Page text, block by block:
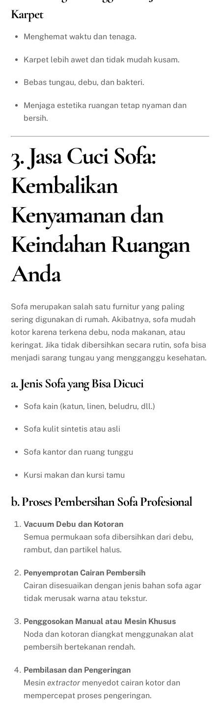
Karpet
Menghemat waktu dan tenaga.
Karpet lebih awet dan tidak mudah kusam.
Bebas tungau, debu, dan bakteri.
Menjaga estetika ruangan tetap nyaman dan
bersih.
3. Jasa Cuci Sofa:
Kembalikan
Kenyamanan dan
Keindahan Ruangan
Anda
Sofa merupakan salah satu furnitur yang paling
sering digunakan di rumah. Akibatnya, sofa mudah
kotor karena terkena debu, noda makanan, atau
keringat. Jika tidak dibersihkan secara rutin, sofa bisa
menjadi sarang tungau yang mengganggu kesehatan.
a. Jenis Sofa yang Bisa Dicuci
Sofa kain (katun, linen, beludru, dll.)
Sofa kulit sintetis atau asli
Sofa kantor dan ruang tunggu
Kursi makan dan kursi tamu
b. Proses Pembersihan Sofa Profesional
Vacuum Debu dan Kotoran
Semua permukaan sofa dibersihkan dari debu,
rambut, dan partikel halus.
Penyemprotan Cairan Pembersih
Cairan disesuaikan dengan jenis bahan sofa agar
tidak merusak warna atau tekstur.
Penggosokan Manual atau Mesin Khusus
Noda dan kotoran diangkat menggunakan alat
pembersih bertekanan rendah.
Pembilasan dan Pengeringan
Mesin extractor menyedot cairan kotor dan
mempercepat proses pengeringan.